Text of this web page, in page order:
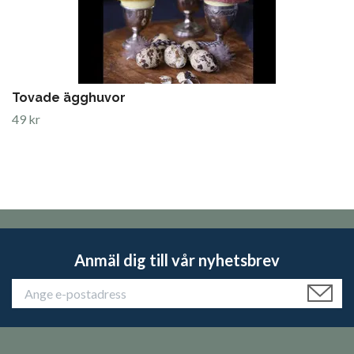
Tovade ägghuvor
49 kr
Anmäl dig till vår nyhetsbrev